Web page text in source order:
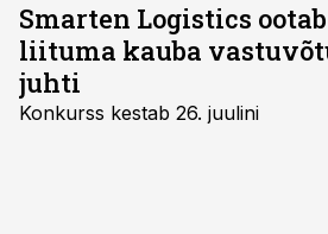
Smarten Logistics
liituma kauba
juhti
Konkurss kestab 26. juulini